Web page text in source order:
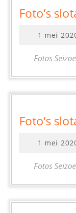
Foto’s
1 mei
Fotos
Foto’s
1 mei
Fotos